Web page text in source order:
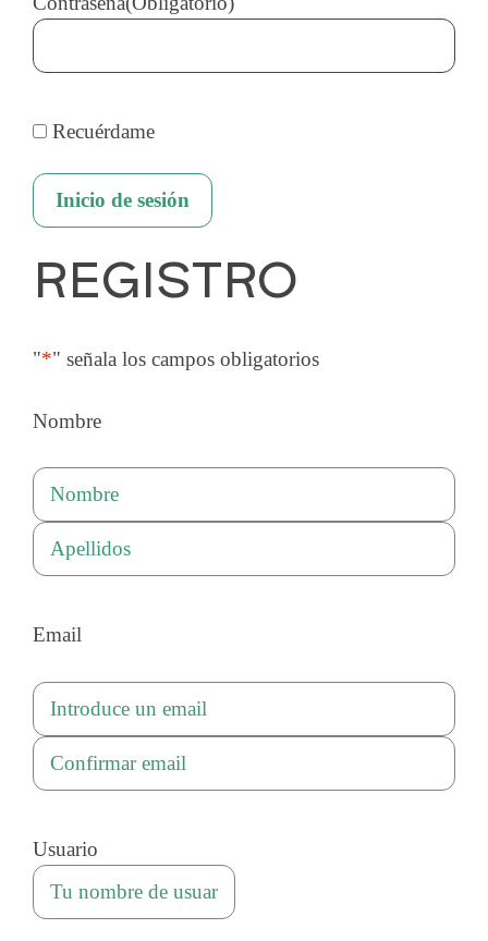
Recuérdame
Inicio de sesión
r
a
i
v
:
REGISTRO
"*" señala los campos obligatorios
Nombre
Nombre
Email
Introduce
un
Usuario